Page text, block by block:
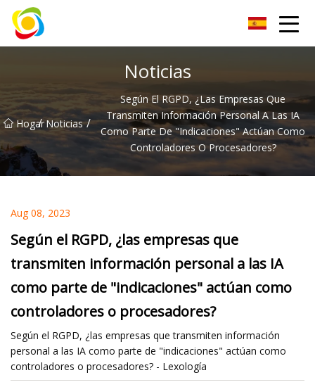
Noticias
Hogar
/ Noticias /
Según El RGPD, ¿las Empresas Que
Transmiten Información Personal A Las IA
Como Parte De "indicaciones" Actúan Como
Controladores O Procesadores?
Aug 08, 2023
Según el RGPD, ¿las empresas que
transmiten información personal a las IA
como parte de "indicaciones" actúan como
controladores o procesadores?
Según el RGPD, ¿las empresas que transmiten información
personal a las IA como parte de "indicaciones" actúan como
controladores o procesadores? - Lexología